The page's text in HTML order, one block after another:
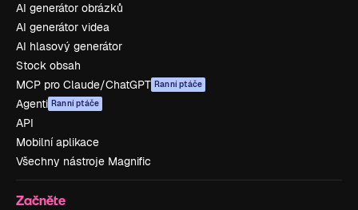
AI generátor obrázků
AI generátor videa
AI hlasový generátor
Stock obsah
MCP pro Claude/ChatGPT Ranní ptáče
Agenti Ranní ptáče
API
Mobilní aplikace
Všechny nástroje Magnific
Začněte